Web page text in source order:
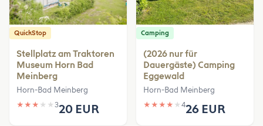
QuickStop
Stellplatz am Traktoren
Museum Horn Bad
Meinberg
Horn-Bad Meinberg
★ ★ ★ ★ ★ 320 EUR
Camping
(2026 nur für
Dauergäste) Camping
Eggewald
Horn-Bad Meinberg
★ ★ ★ ★ ★ 426 EUR